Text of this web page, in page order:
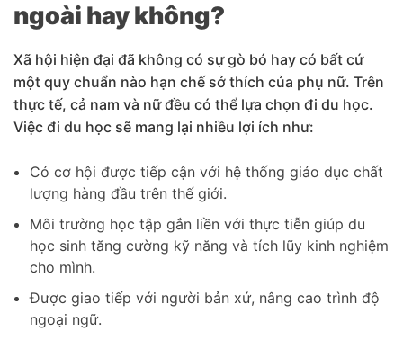
ngoài hay không?
Xã hội hiện đại đã không có sự gò bó hay có bất cứ
một quy chuẩn nào hạn chế sở thích của phụ nữ. Trên
thực tế, cả nam và nữ đều có thể lựa chọn đi du học.
Việc đi du học sẽ mang lại nhiều lợi ích như:
Có cơ hội được tiếp cận với hệ thống giáo dục chất
lượng hàng đầu trên thế giới.
Môi trường học tập gắn liền với thực tiễn giúp du
học sinh tăng cường kỹ năng và tích lũy kinh nghiệm
cho mình.
Được giao tiếp với người bản xứ, nâng cao trình độ
ngoại ngữ.